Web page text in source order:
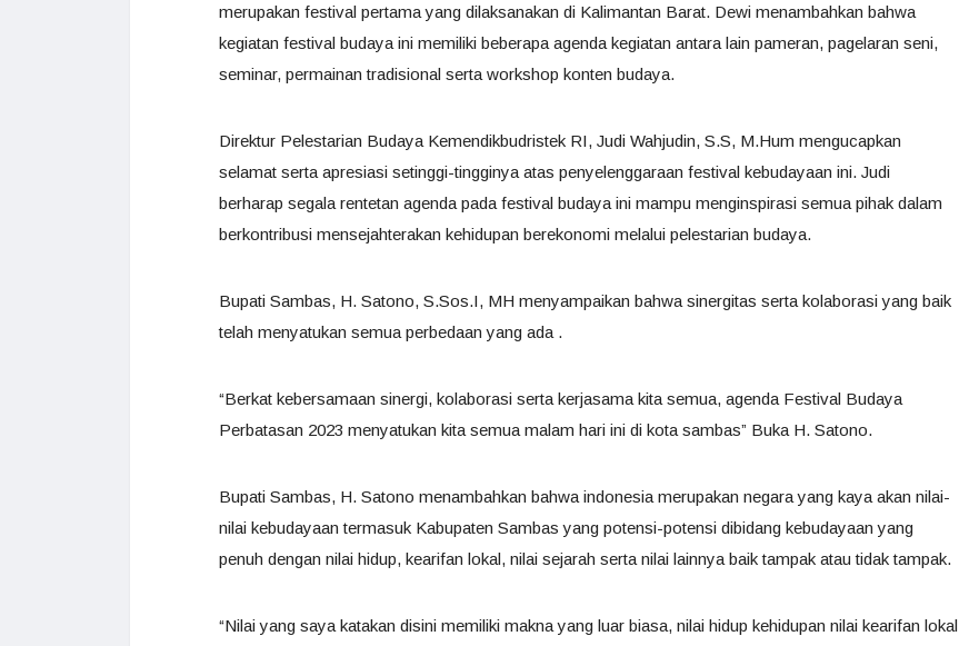
merupakan festival pertama yang dilaksanakan di Kalimantan Barat. Dewi menambahkan bahwa
kegiatan festival budaya ini memiliki beberapa agenda kegiatan antara lain pameran, pagelaran seni,
seminar, permainan tradisional serta workshop konten budaya.
Direktur Pelestarian Budaya Kemendikbudristek RI, Judi Wahjudin, S.S, M.Hum mengucapkan
selamat serta apresiasi setinggi-tingginya atas penyelenggaraan festival kebudayaan ini. Judi
berharap segala rentetan agenda pada festival budaya ini mampu menginspirasi semua pihak dalam
berkontribusi mensejahterakan kehidupan berekonomi melalui pelestarian budaya.
Bupati Sambas, H. Satono, S.Sos.I, MH menyampaikan bahwa sinergitas serta kolaborasi yang baik
telah menyatukan semua perbedaan yang ada .
“Berkat kebersamaan sinergi, kolaborasi serta kerjasama kita semua, agenda Festival Budaya
Perbatasan 2023 menyatukan kita semua malam hari ini di kota sambas” Buka H. Satono.
Bupati Sambas, H. Satono menambahkan bahwa indonesia merupakan negara yang kaya akan nilai-
nilai kebudayaan termasuk Kabupaten Sambas yang potensi-potensi dibidang kebudayaan yang
penuh dengan nilai hidup, kearifan lokal, nilai sejarah serta nilai lainnya baik tampak atau tidak tampak.
“Nilai yang saya katakan disini memiliki makna yang luar biasa, nilai hidup kehidupan nilai kearifan lokal